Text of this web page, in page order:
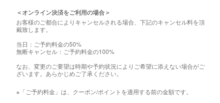
＜オンライン決済をご利用の場合＞
お客様のご都合によりキャンセルされる場合、下記のキャンセル料を頂
戴致します。
当日：ご予約料金の50%
無断キャンセル：ご予約料金の100%
なお、変更のご要望は時期や予約状況によりご希望に添えない場合がご
ざいます。あらかじめご了承ください。
※「ご予約料金」は、クーポン/ポイントを適用する前の金額です。